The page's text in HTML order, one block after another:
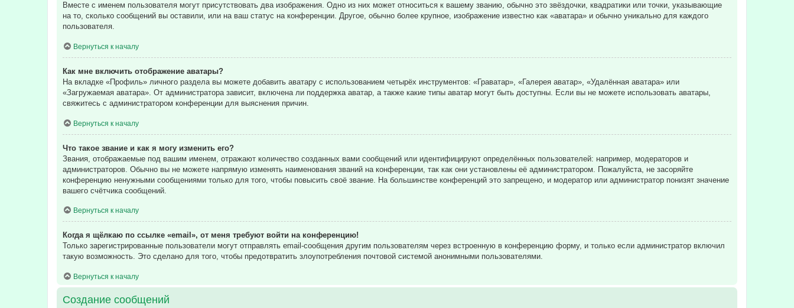
Вместе с именем пользователя могут присутствовать два изображения. Одно из них может относиться к вашему званию, обычно это звёздочки, квадратики или точки, указывающие
на то, сколько сообщений вы оставили, или на ваш статус на конференции. Другое, обычно более крупное, изображение известно как «аватара» и обычно уникально для каждого
пользователя.
Вернуться к началу
Как мне включить отображение аватары?
На вкладке «Профиль» личного раздела вы можете добавить аватару с использованием четырёх инструментов: «Граватар», «Галерея аватар», «Удалённая аватара» или
«Загружаемая аватара». От администратора зависит, включена ли поддержка аватар, а также какие типы аватар могут быть доступны. Если вы не можете использовать аватары,
свяжитесь с администратором конференции для выяснения причин.
Вернуться к началу
Что такое звание и как я могу изменить его?
Звания, отображаемые под вашим именем, отражают количество созданных вами сообщений или идентифицируют определённых пользователей: например, модераторов и
администраторов. Обычно вы не можете напрямую изменять наименования званий на конференции, так как они установлены её администратором. Пожалуйста, не засоряйте
конференцию ненужными сообщениями только для того, чтобы повысить своё звание. На большинстве конференций это запрещено, и модератор или администратор понизят значение
вашего счётчика сообщений.
Вернуться к началу
Когда я щёлкаю по ссылке «email», от меня требуют войти на конференцию!
Только зарегистрированные пользователи могут отправлять email-сообщения другим пользователям через встроенную в конференцию форму, и только если администратор включил
такую возможность. Это сделано для того, чтобы предотвратить злоупотребления почтовой системой анонимными пользователями.
Вернуться к началу
Создание сообщений